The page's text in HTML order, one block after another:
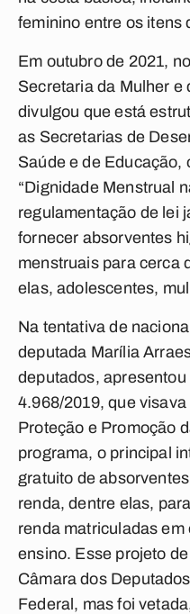
feminino entre os itens
Em outubro de 2021,
Secretaria da Mulher
divulgou que está
as Secretarias de
Saúde e de Educação,
“Dignidade Menstrual
regulamentação de lei
fornecer absorventes
menstruais para cerca
elas, adolescentes,
Na tentativa de
deputada Marília
deputados, apresentou
4.968/2019, que
Proteção e Promoção
programa, o principal
gratuito de
renda, dentre elas,
renda matriculadas
ensino. Esse projeto
Câmara dos
Federal, mas foi